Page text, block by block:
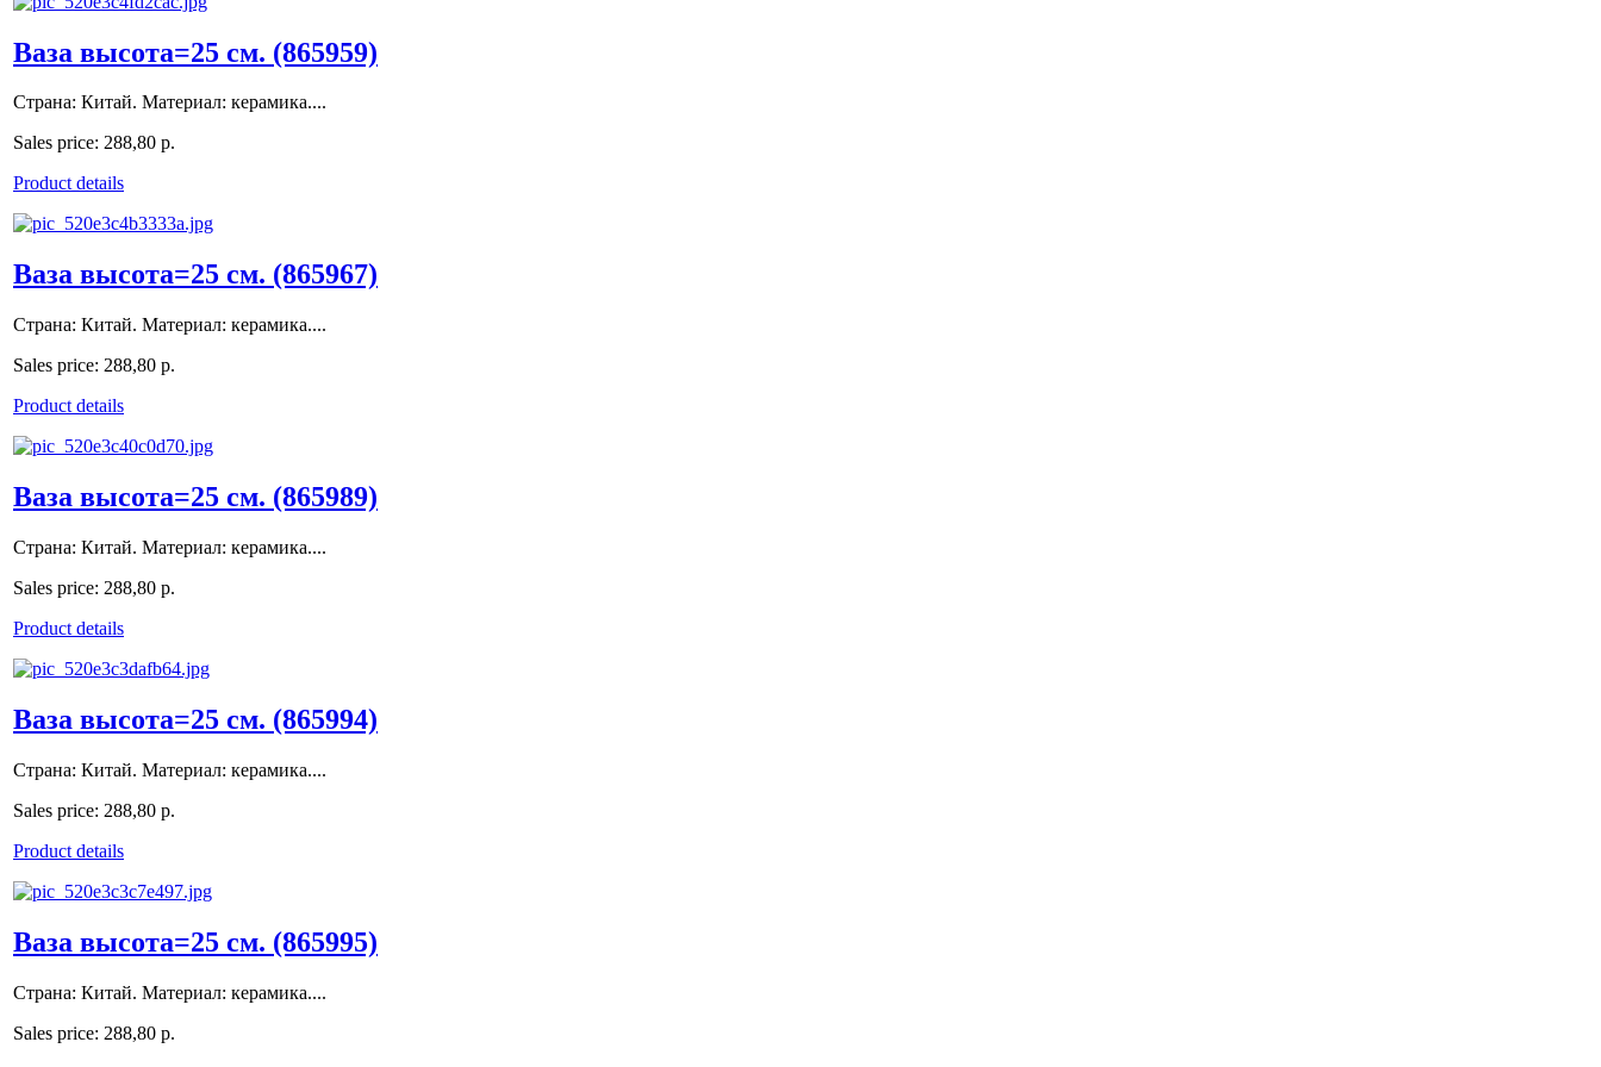
Ваза высота=25 см. (865959)
Страна: Китай. Материал: керамика....
Sales price: 288,80 р.
Product details
Ваза высота=25 см. (865967)
Страна: Китай. Материал: керамика....
Sales price: 288,80 р.
Product details
Ваза высота=25 см. (865989)
Страна: Китай. Материал: керамика....
Sales price: 288,80 р.
Product details
Ваза высота=25 см. (865994)
Страна: Китай. Материал: керамика....
Sales price: 288,80 р.
Product details
Ваза высота=25 см. (865995)
Страна: Китай. Материал: керамика....
Sales price: 288,80 р.